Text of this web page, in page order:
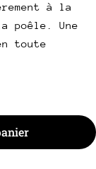
à la
poêle. Une
toute
poulet
Aileron de
Copie